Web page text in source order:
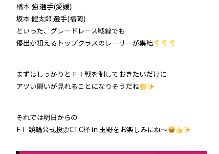
橋本 強 選手(愛媛)
坂本 健太郎 選手(福岡)
といった、グレードレース戦線でも
優出が狙えるトップクラスのレーサーが集結
まずはしっかりとＦⅠ戦を制しておきたいだけに
アツい闘いが見れることになりそうだね
それでは明日からの
FⅠ 競輪公式投票CTC杯 in 玉野をお楽しみにね～